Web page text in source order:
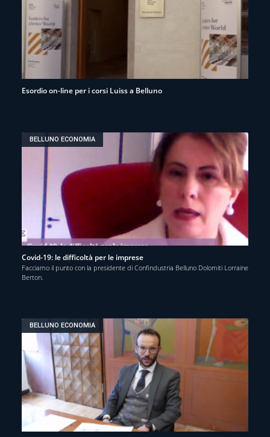
Esordio on-line per i corsi Luiss a Belluno
BELLUNO ECONOMIA
Covid-19: le difficoltà per le imprese
Facciamo il punto con la presidente di Confindustria Belluno Dolomiti Lorraine
Berton.
BELLUNO ECONOMIA